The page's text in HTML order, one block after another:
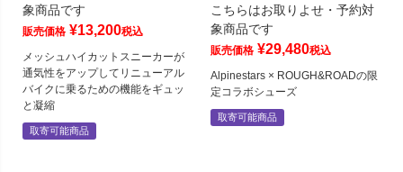
象商品です
販売価格 ¥13,200税込
メッシュハイカットスニーカーが
通気性をアップしてリニューアル
バイクに乗るための機能をギュッ
と凝縮
取寄可能商品
こちらはお取りよせ・予約対
象商品です
販売価格 ¥29,480税込
Alpinestars × ROUGH&ROADの限
定コラボシューズ
取寄可能商品